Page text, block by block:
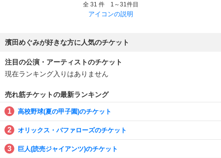
全 31 件 1～31件目
アイコンの説明
濱田めぐみが好きな方に人気のチケット
注目の公演・アーティストのチケット
現在ランキング入りはありません
売れ筋チケットの最新ランキング
高校野球(夏の甲子園)のチケット
オリックス・バファローズのチケット
巨人(読売ジャイアンツ)のチケット